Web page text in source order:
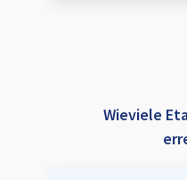
Wieviele